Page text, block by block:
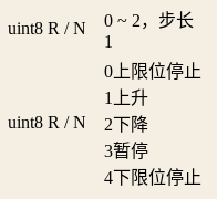
uint8 R / N
0 ~ 2，步长
1
uint8 R / N
0 上限位停止
1
上升
2下降
3暂停
4下限位停止